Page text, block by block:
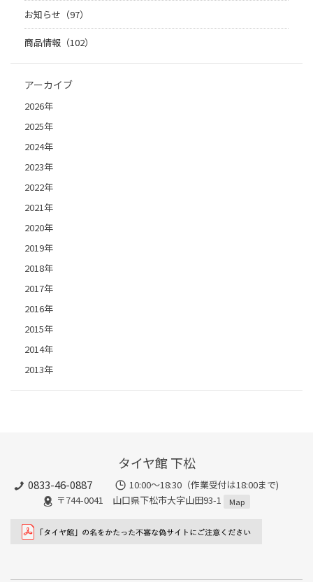
お知らせ（97）
商品情報（102）
アーカイブ
2026年
2025年
2024年
2023年
2022年
2021年
2020年
2019年
2018年
2017年
2016年
2015年
2014年
2013年
タイヤ館 下松
0833-46-0887
10:00～18:30（作業受付は18:00まで)
〒744-0041 山口県下松市大字山田93-1
Map